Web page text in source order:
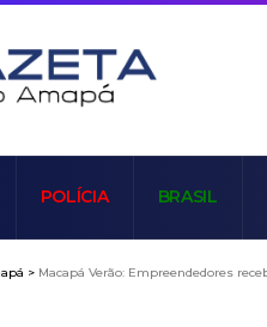
POLÍCIA BRASIL
> Macapá Verão: Empreendedores